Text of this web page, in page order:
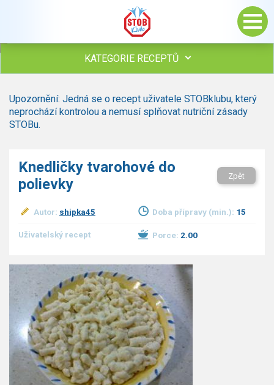
KATEGORIE RECEPTŮ
Polévky
Studená kuchyně
Bezmasé a zeleninové
Saláty
Dezerty
Nápoje
Dětské recepty
GLP-1 recepty
Upozornění: Jedná se o recept uživatele STOBklubu, který
neprochází kontrolou a nemusí splňovat nutriční zásady
STOBu.
Knedličky tvarohové do
polievky
Zpět
Autor: shipka45 Doba přípravy (min.): 15
Uživatelský recept Porce: 2.00